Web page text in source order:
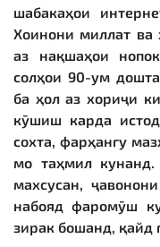
шабакаҳои
Хоинони миллат ва
аз нақшаҳои
солҳои 90-ум
ба ҳол аз хориҷи
кӯшиш карда
сохта, фарҳангу
мо таҳмил
махсусан,
набояд фаромӯш
зирак бошанд, қайд